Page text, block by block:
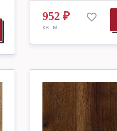
952 ₽
кв. м.